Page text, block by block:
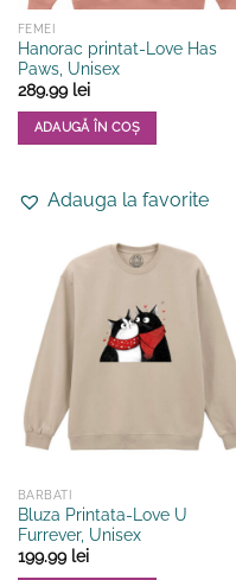
FEMEI
Hanorac printat-Love Has
Paws, Unisex
289.99 lei
ADAUGĂ ÎN COȘ
are
variații.
Opțiunile
alese
în
pagina
produsului.
Adauga la favorite
BARBATI
Bluza Printata-Love U
Furrever, Unisex
199.99 lei